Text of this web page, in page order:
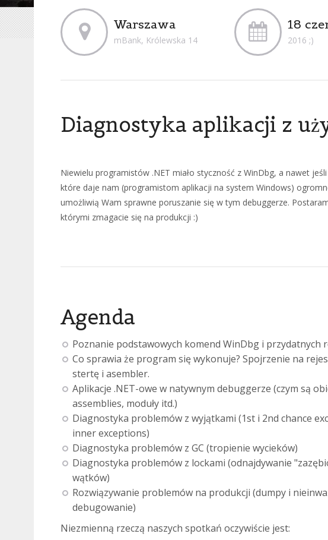
Warszawa
mBank, Królewska 14
18
2016 ;)
Diagnostyka aplikacji z
Niewielu programistów .NET miało styczność z WinDbg, a nawet
które daje nam (programistom aplikacji na system Windows)
umożliwią Wam sprawne poruszanie się w tym debuggerze.
którymi zmagacie się na produkcji :)
Agenda
Poznanie podstawowych komend WinDbg i przydatnych
Co sprawia że program się wykonuje? Spojrzenie na
stertę i asembler.
Aplikacje .NET-owe w natywnym debuggerze (czym są
assemblies, moduły itd.)
Diagnostyka problemów z wyjątkami (1st i 2nd chance
inner exceptions)
Diagnostyka problemów z GC (tropienie wycieków)
Diagnostyka problemów z lockami (odnajdywanie
wątków)
Rozwiązywanie problemów na produkcji (dumpy i
debugowanie)
Niezmienną rzeczą naszych spotkań oczywiście jest: